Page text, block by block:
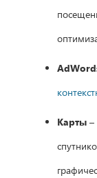
Карты –